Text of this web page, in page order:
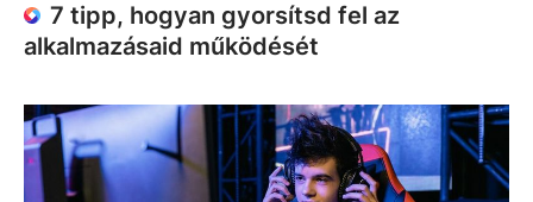
7 tipp, hogyan gyorsítsd fel az
alkalmazásaid működését